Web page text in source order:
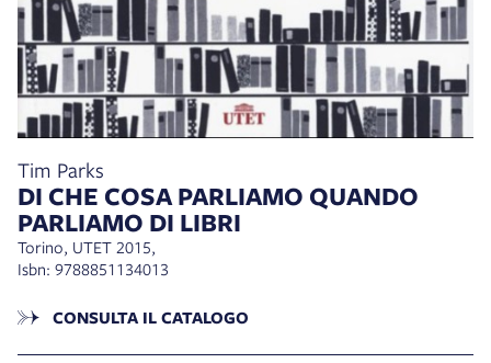
Tim Parks
DI CHE COSA PARLIAMO QUANDO
PARLIAMO DI LIBRI
Torino, UTET 2015,
Isbn: 9788851134013
CONSULTA IL CATALOGO